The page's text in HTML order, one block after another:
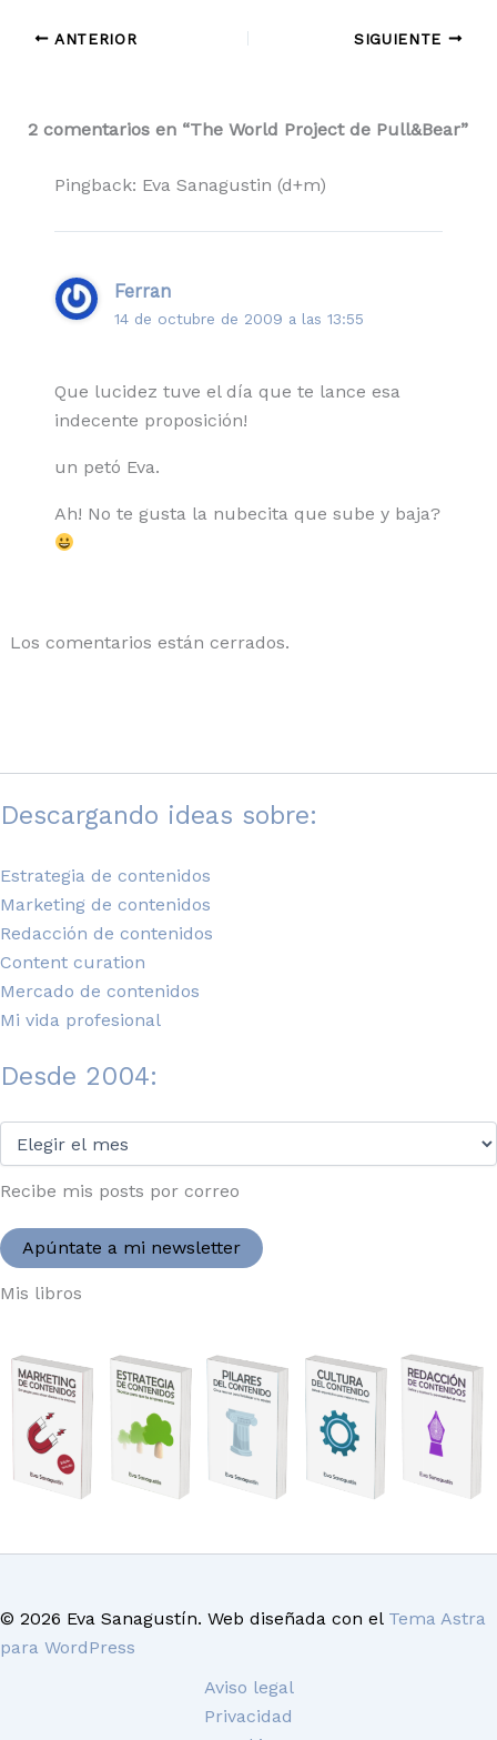
ANTERIOR SIGUIENTE
2 comentarios en “The World Project de Pull&Bear”
Pingback: Eva Sanagustin (d+m)
Ferran
14 de octubre de 2009 a las 13:55
Que lucidez tuve el día que te lance esa
indecente proposición!
un petó Eva.
Ah! No te gusta la nubecita que sube y baja?
Los comentarios están cerrados.
Descargando ideas sobre:
Estrategia de contenidos
Marketing de contenidos
Redacción de contenidos
Content curation
Mercado de contenidos
Mi vida profesional
Desde 2004:
2004:
Recibe mis posts por correo
Apúntate a mi newsletter
Mis libros
© 2026 Eva Sanagustín. Web diseñada con el Tema Astra
para WordPress
Aviso legal
Privacidad